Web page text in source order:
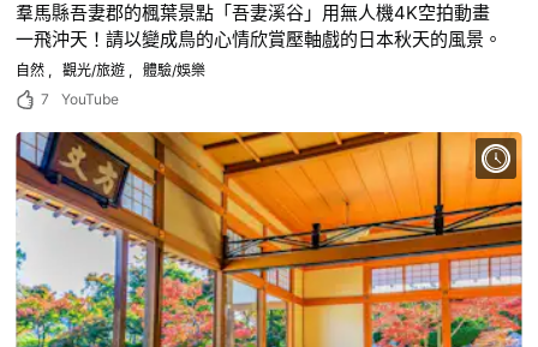
羣馬縣吾妻郡的楓葉景點「吾妻溪谷」用無人機4K空拍動畫
一飛沖天！請以變成鳥的心情欣賞壓軸戲的日本秋天的風景。
自然 觀光/旅遊
體驗/娛樂
7
YouTube